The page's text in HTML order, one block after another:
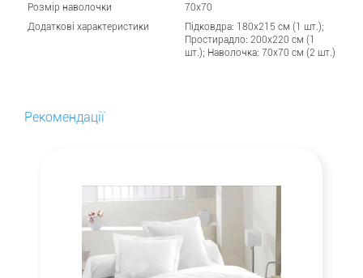
Розмір наволочки
70x70
Додаткові характеристики
Підковдра: 180x215 см (1 шт.);
Простирадло: 200x220 см (1
шт.); Наволочка: 70x70 см (2 шт.)
Рекомендації